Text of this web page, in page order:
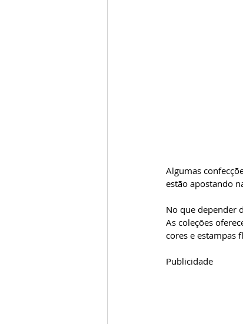
Algumas
estão apostando
No que depender
As coleções
cores e estampas
Publicidade